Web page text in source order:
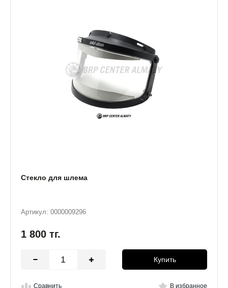
Стекло для шлема
Артикул: 0000009296
1 800 тг.
Купить
Сравнить В избранное